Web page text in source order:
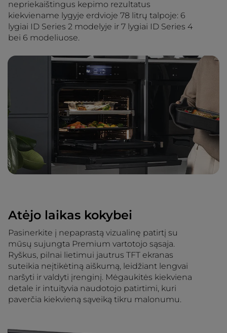
nepriekaištingus kepimo rezultatus
kiekviename lygyje erdvioje 78 litrų talpoje: 6
lygiai ID Series 2 modelyje ir 7 lygiai ID Series 4
bei 6 modeliuose.
Atėjo laikas kokybei
Pasinerkite į nepaprastą vizualinę patirtį su
mūsų sujungta Premium vartotojo sąsaja.
Ryškus, pilnai lietimui jautrus TFT ekranas
suteikia neįtikėtiną aiškumą, leidžiant lengvai
naršyti ir valdyti įrenginį. Mėgaukitės kiekviena
detale ir intuityvia naudotojo patirtimi, kuri
paverčia kiekvieną sąveiką tikru malonumu.